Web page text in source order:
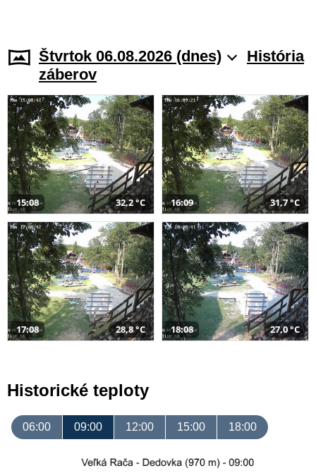
Štvrtok 06.08.2026 (dnes)
História
záberov
15:08 32,2 °C 16:09 31,7 °C
17:08 28,8 °C 18:08 27,0 °C
Historické teploty
06:00 09:00 12:00 15:00 18:00